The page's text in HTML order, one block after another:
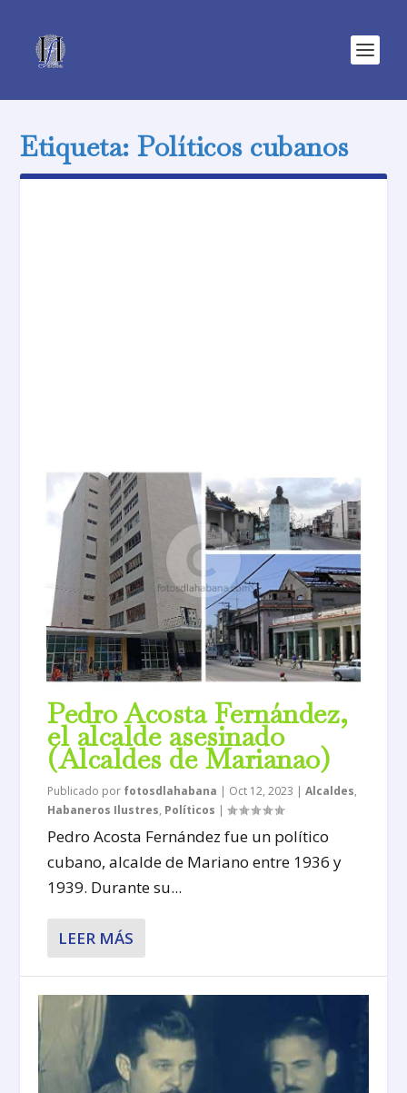
Etiqueta:Políticos cubanos
Pedro Acosta Fernández,
el alcalde asesinado
(Alcaldes de Marianao)
Publicado por fotosdlahabana | Oct 12, 2023 |Alcaldes,
Habaneros Ilustres, Políticos |
Pedro Acosta Fernández fue un político
cubano, alcalde de Mariano entre 1936 y
1939. Durante su...
LEER MÁS